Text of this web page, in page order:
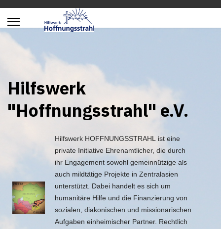
Hilfswerk
"Hoffnungsstrahl" e.V.
Hilfswerk HOFFNUNGSSTRAHL ist eine
private Initiative Ehrenamtlicher, die durch
ihr Engagement sowohl gemeinnützige als
auch mildtätige Projekte in Zentralasien
unterstützt. Dabei handelt es sich um
humanitäre Hilfe und die Finanzierung von
sozialen, diakonischen und missionarischen
Aufgaben einheimischer Partner. Rechtlich